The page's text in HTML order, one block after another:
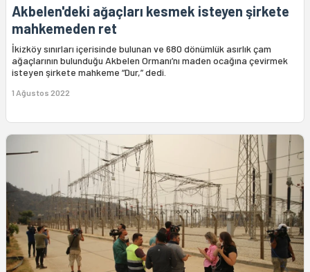
Akbelen'deki ağaçları kesmek isteyen şirkete
mahkemeden ret
İkizköy sınırları içerisinde bulunan ve 680 dönümlük asırlık çam
ağaçlarının bulunduğu Akbelen Ormanı’nı maden ocağına çevirmek
isteyen şirkete mahkeme “Dur,” dedi.
1 Ağustos 2022